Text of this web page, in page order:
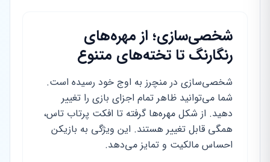
شخصی‌سازی؛ از مهره‌های
رنگارنگ تا تخته‌های متنوع
شخصی‌سازی در منچرز به اوج خود رسیده است.
شما می‌توانید ظاهر تمام اجزای بازی را تغییر
دهید. از شکل مهره‌ها گرفته تا افکت پرتاب تاس،
همگی قابل تغییر هستند. این ویژگی به بازیکن
احساس مالکیت و تمایز می‌دهد.